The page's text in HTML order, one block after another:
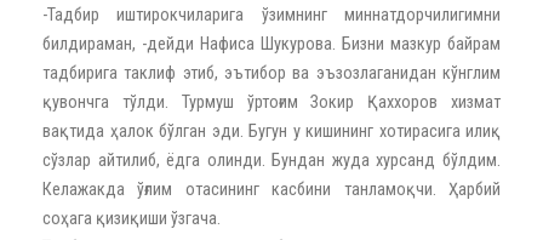
-Тадбир иштирокчиларига ўзимнинг миннатдорчилигимни
билдираман, -дейди Нафиса Шукурова. Бизни мазкур байрам
тадбирига таклиф этиб, эътибор ва эъзозлаганидан кўнглим
қувончга тўлди. Турмуш ўртоғим Зокир Қаххоров хизмат
вақтида ҳалок бўлган эди. Бугун у кишининг хотирасига илиқ
сўзлар айтилиб, ёдга олинди. Бундан жуда хурсанд бўлдим.
Келажакда ўғлим отасининг касбини танламоқчи. Ҳарбий
соҳага қизиқиши ўзгача.